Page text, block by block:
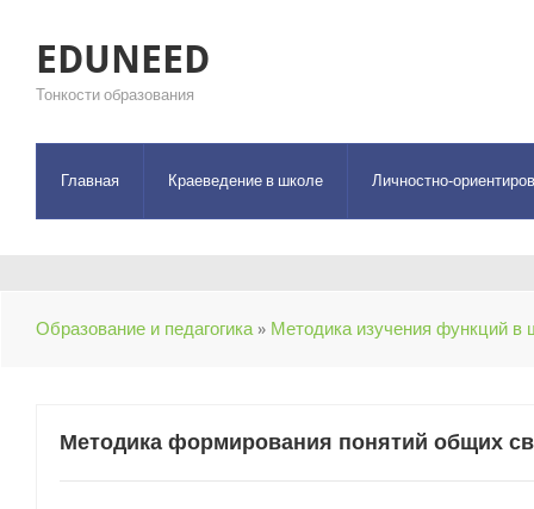
EDUNEED
Тонкости образования
Главная Краеведение в школе Личностно-
Образование и педагогика» Методика изучения функций в
Методика формирования понятий общих